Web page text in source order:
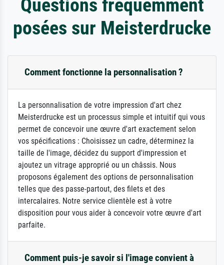
Questions fréquemment
posées sur Meisterdrucke
Comment fonctionne la personnalisation ?
La personnalisation de votre impression d'art chez
Meisterdrucke est un processus simple et intuitif qui vous
permet de concevoir une œuvre d'art exactement selon
vos spécifications : Choisissez un cadre, déterminez la
taille de l'image, décidez du support d'impression et
ajoutez un vitrage approprié ou un châssis. Nous
proposons également des options de personnalisation
telles que des passe-partout, des filets et des
intercalaires. Notre service clientèle est à votre
disposition pour vous aider à concevoir votre œuvre d'art
parfaite.
Comment puis-je savoir si l'image convient à